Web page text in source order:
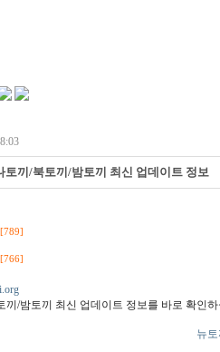
토끼/북토끼/밤토끼 최신 업데이트 정보
[789]
[766]
끼/밤토끼 최신 업데이트 정보를 바로 확인
뉴